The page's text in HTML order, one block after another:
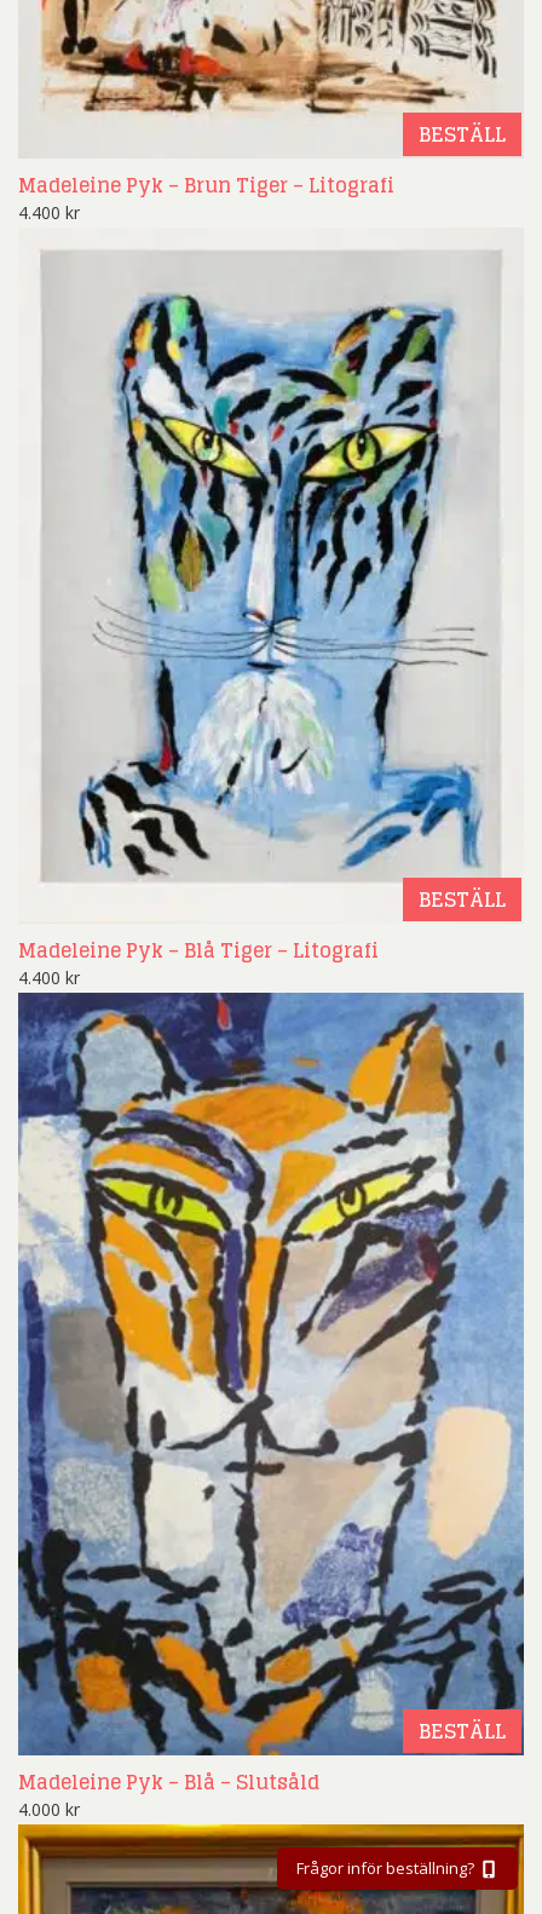
BESTÄLL
Madeleine Pyk – Brun Tiger – Litografi
4.400 kr
BESTÄLL
Madeleine Pyk – Blå Tiger – Litografi
4.400 kr
BESTÄLL
Madeleine Pyk – Blå – Slutsåld
4.000 kr
Frågor inför beställning?